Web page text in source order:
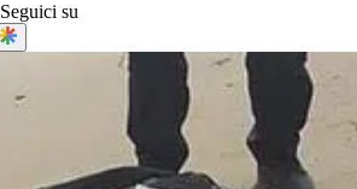
Seguici su